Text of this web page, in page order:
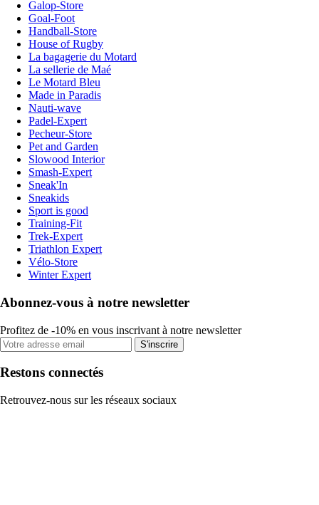
Galop-Store
Goal-Foot
Handball-Store
House of Rugby
La bagagerie du Motard
La sellerie de Maé
Le Motard Bleu
Made in Paradis
Nauti-wave
Padel-Expert
Pecheur-Store
Pet and Garden
Slowood Interior
Smash-Expert
Sneak'In
Sneakids
Sport is good
Training-Fit
Trek-Expert
Triathlon Expert
Vélo-Store
Winter Expert
Abonnez-vous à notre newsletter
Profitez de -10% en vous inscrivant à notre newsletter
S'inscrire
Restons connectés
Retrouvez-nous sur les réseaux sociaux